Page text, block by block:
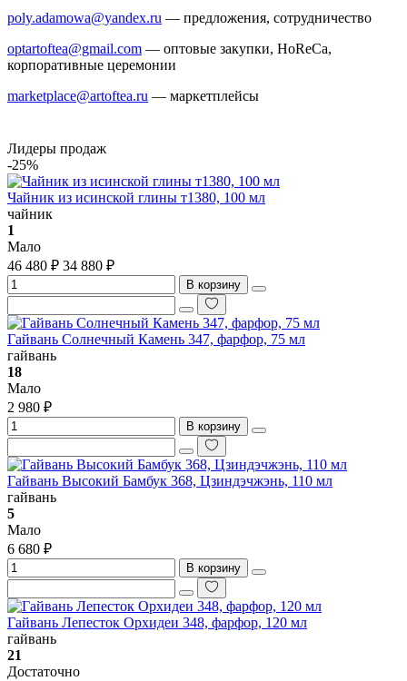
poly.adamowa@yandex.ru — предложения, сотрудничество
optartoftea@gmail.com — оптовые закупки, HoReCa,
корпоративные церемонии
marketplace@artoftea.ru — маркетплейсы
Лидеры продаж
-25%
Чайник из исинской глины т1380, 100 мл
чайник
1
Мало
46 480 ₽ 34 880 ₽
В корзину
Гайвань Солнечный Камень 347, фарфор, 75 мл
гайвань
18
Мало
2 980 ₽
В корзину
Гайвань Высокий Бамбук 368, Цзиндэчжэнь, 110 мл
гайвань
5
Мало
6 680 ₽
В корзину
Гайвань Лепесток Орхидеи 348, фарфор, 120 мл
гайвань
21
Достаточно